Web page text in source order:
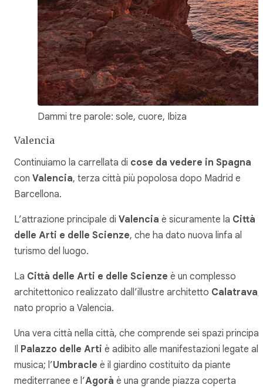
Dammi tre parole: sole, cuore, Ibiza
Valencia
Continuiamo la carrellata di cose da vedere in Spagna
con Valencia, terza città più popolosa dopo Madrid e
Barcellona.
L’attrazione principale di Valencia è sicuramente la Città
delle Arti e delle Scienze, che ha dato nuova linfa al
turismo del luogo.
La Città delle Arti e delle Scienze è un complesso
architettonico realizzato dall’illustre architetto Calatrava,
nato proprio a Valencia.
Una vera città nella città, che comprende sei spazi
Il Palazzo delle Arti è adibito alle manifestazioni legate
musica; l’Umbracle è il giardino costituito da piante
mediterranee e l’Agorà è una grande piazza coperta